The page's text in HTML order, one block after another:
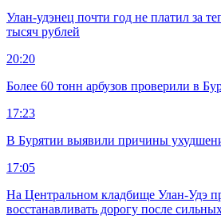
Улан-удэнец почти год не платил за
тысяч рублей
20:20
Более 60 тонн арбузов проверили в
17:23
В Бурятии выявили причины
17:05
На Центральном кладбище Улан-Удэ
восстанавливать дорогу после